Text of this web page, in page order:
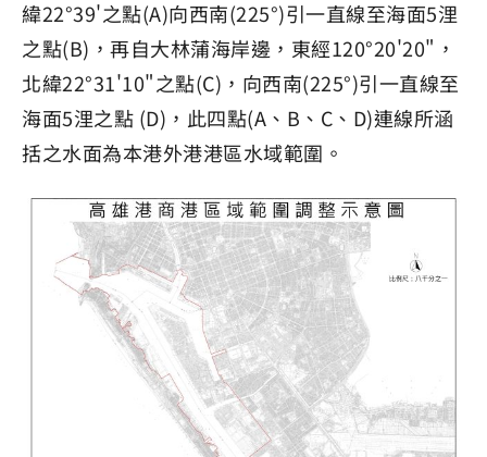
緯22°39'之點(A)向西南(225°)引一直線至海面5浬
之點(B)，再自大林蒲海岸邊，東經120°20'20"，
北緯22°31'10"之點(C)，向西南(225°)引一直線至
海面5浬之點 (D)，此四點(A、B、C、D)連線所涵
括之水面為本港外港港區水域範圍。